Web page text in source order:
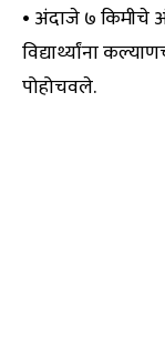
• अंदाजे ७ किमीचे
विद्यार्थ्यांना
पोहोचवले.